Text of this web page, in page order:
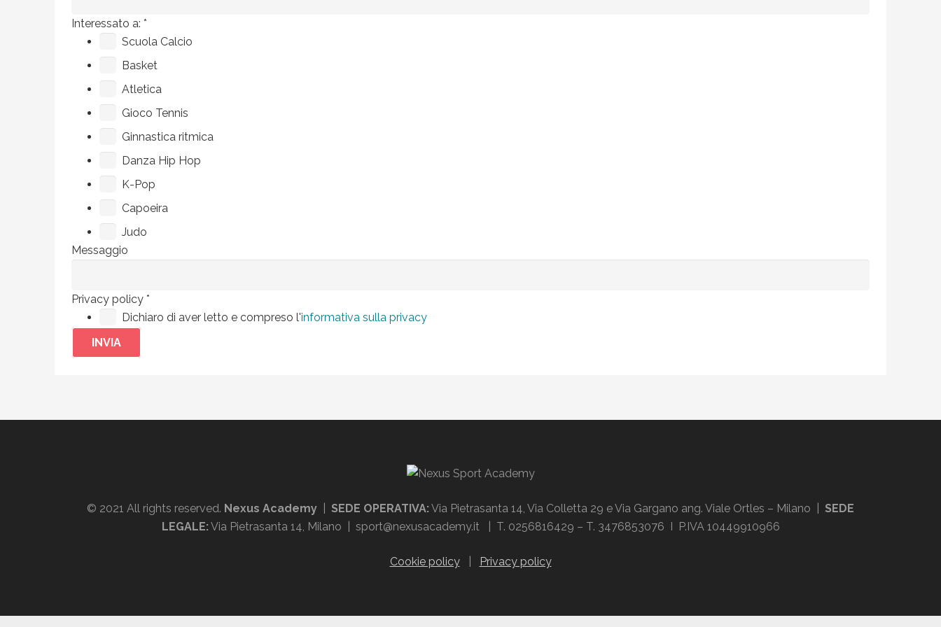
Interessato a: *
Scuola Calcio
Basket
Atletica
Gioco Tennis
Ginnastica ritmica
Danza Hip Hop
K-Pop
Capoeira
Judo
Messaggio
Privacy policy *
Dichiaro di aver letto e compreso l'informativa sulla privacy
INVIA
© 2021 All rights reserved. Nexus Academy SEDE OPERATIVA: Via Pietrasanta 14, Via Colletta 29 e Via Gargano ang. Viale Ortles – Milano | SEDE
LEGALE: Via Pietrasanta 14, Milano | sport@nexusacademy.it | T. 0256816429 – T. 3476853076 I P.IVA 10449910966
Cookie policy| Privacy policy